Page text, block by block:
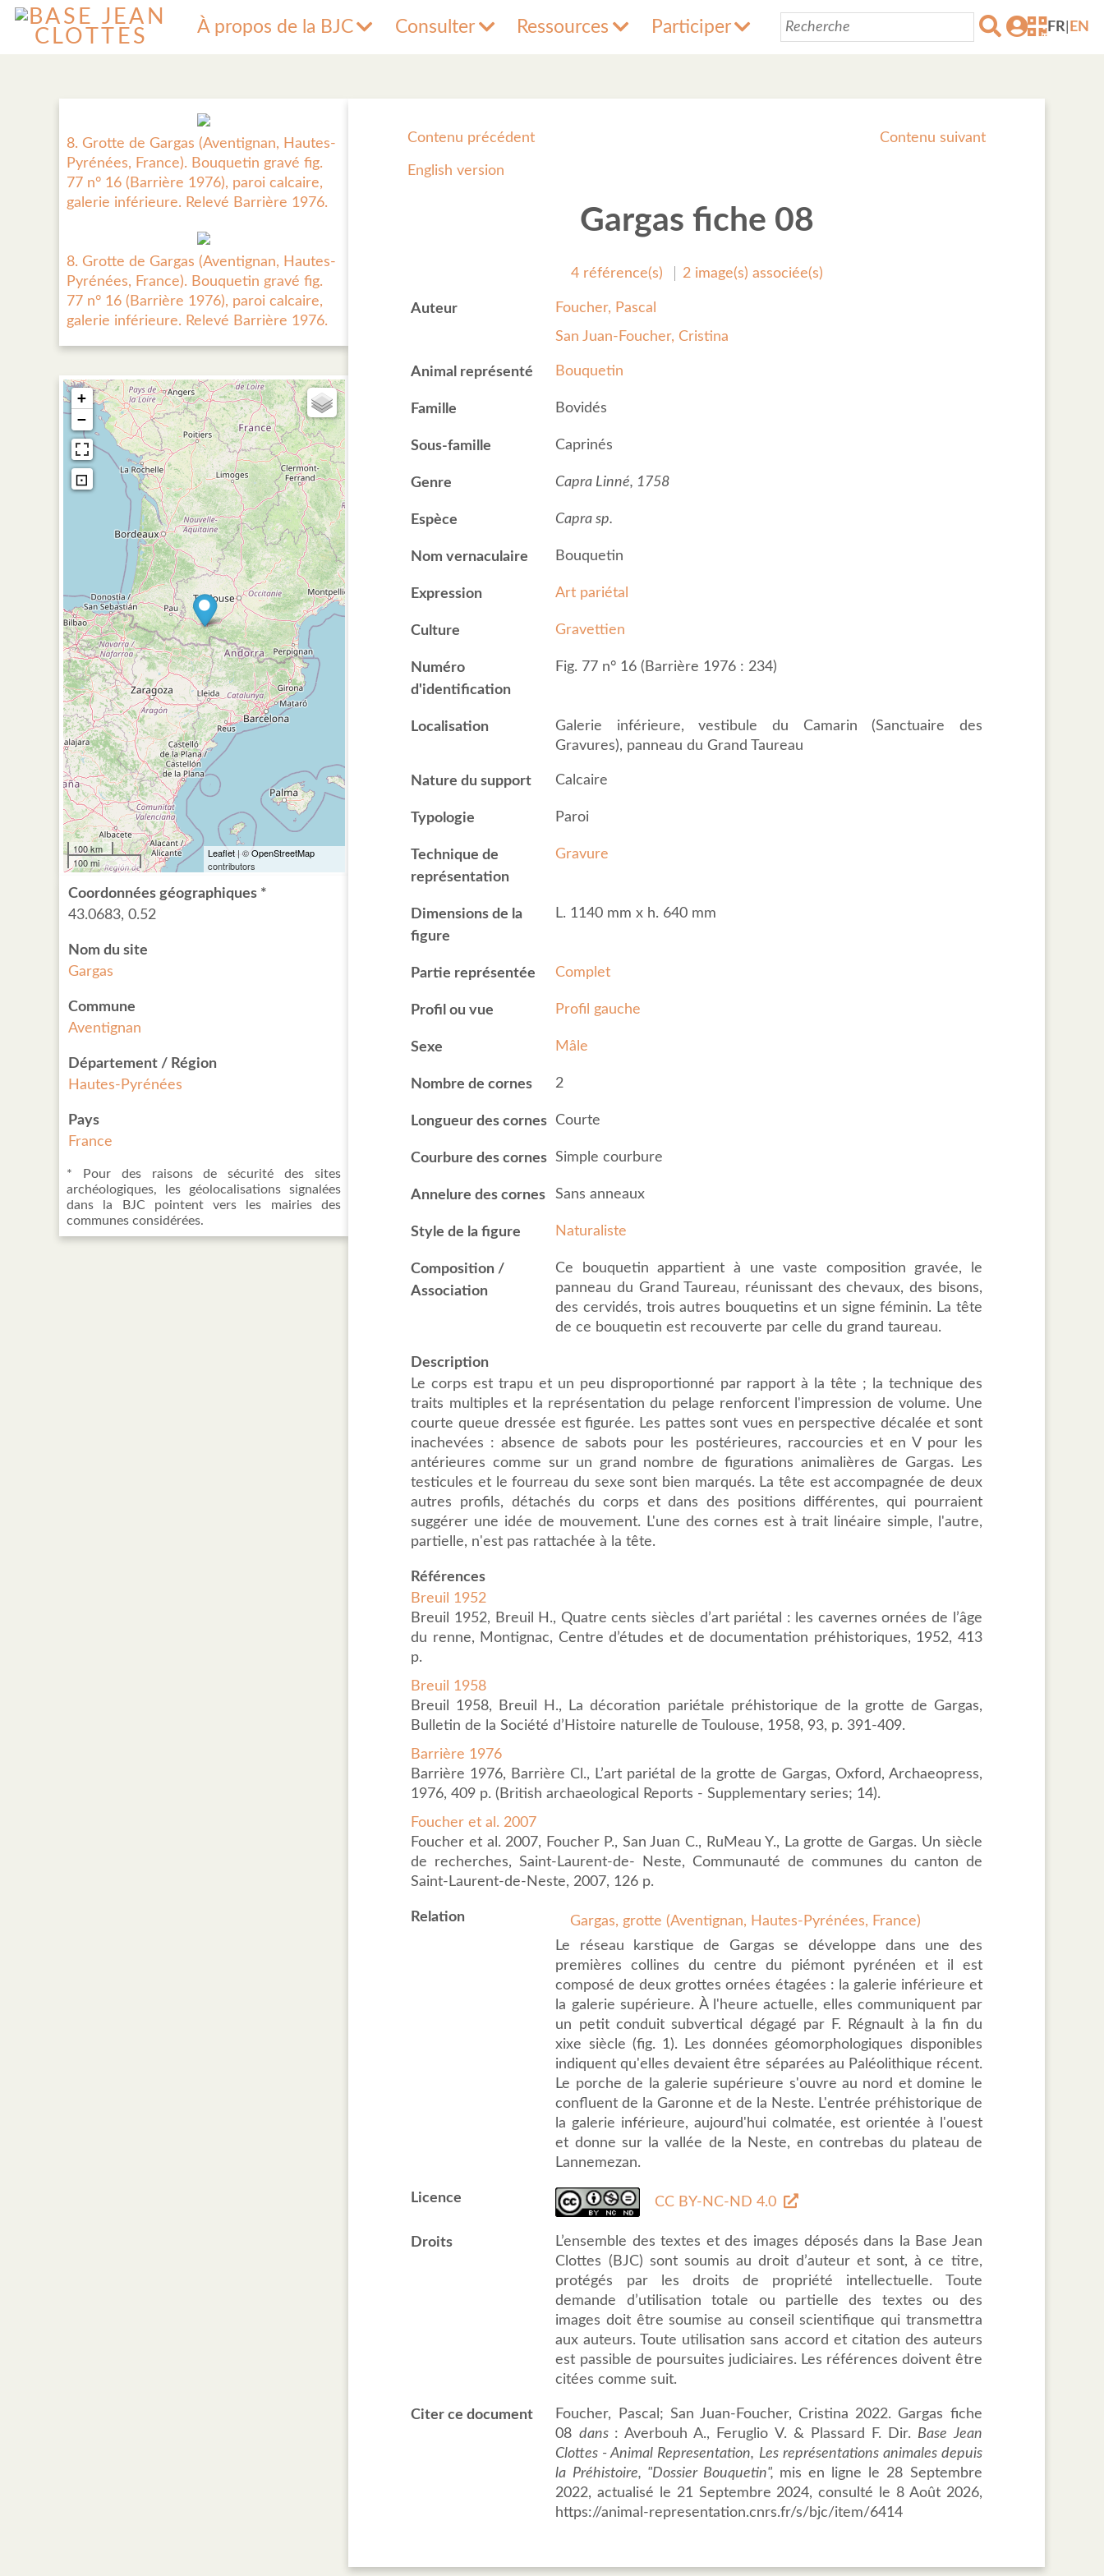
À propos de la BJC Consulter Ressources Participer FR EN
Contenu précédent Contenu suivant
English version
Gargas fiche 08
4 référence(s) 2 image(s) associée(s)
Auteur
Foucher, Pascal
San Juan-Foucher, Cristina
Animal représenté Bouquetin
Famille Bovidés
Sous-famille Caprinés
Genre Capra Linné, 1758
Espèce Capra sp.
Nom vernaculaire Bouquetin
Expression Art pariétal
Culture Gravettien
Numéro
d'identification
Fig. 77 n° 16 (Barrière 1976 : 234)
Localisation
Galerie inférieure, vestibule du Camarin (Sanctuaire des
Gravures), panneau du Grand Taureau
Nature du support Calcaire
Typologie Paroi
Technique de
représentation
Gravure
Dimensions de la
figure
L. 1140 mm x h. 640 mm
Partie représentée Complet
Profil ou vue Profil gauche
Sexe Mâle
Nombre de cornes 2
Longueur des cornes Courte
Courbure des cornes Simple courbure
Annelure des cornes Sans anneaux
Style de la figure Naturaliste
Composition /
Association
Ce bouquetin appartient à une vaste composition gravée, le
panneau du Grand Taureau, réunissant des chevaux, des bisons,
des cervidés, trois autres bouquetins et un signe féminin. La tête
de ce bouquetin est recouverte par celle du grand taureau.
Description
Le corps est trapu et un peu disproportionné par rapport à la tête ; la technique des
traits multiples et la représentation du pelage renforcent l'impression de volume. Une
courte queue dressée est figurée. Les pattes sont vues en perspective décalée et sont
inachevées : absence de sabots pour les postérieures, raccourcies et en V pour les
antérieures comme sur un grand nombre de figurations animalières de Gargas. Les
testicules et le fourreau du sexe sont bien marqués. La tête est accompagnée de deux
autres profils, détachés du corps et dans des positions différentes, qui pourraient
suggérer une idée de mouvement. L'une des cornes est à trait linéaire simple, l'autre,
partielle, n'est pas rattachée à la tête.
Références
Breuil 1952
Breuil 1952, Breuil H., Quatre cents siècles d’art pariétal : les cavernes ornées de l’âge
du renne, Montignac, Centre d’études et de documentation préhistoriques, 1952, 413
p.
Breuil 1958
Breuil 1958, Breuil H., La décoration pariétale préhistorique de la grotte de Gargas,
Bulletin de la Société d’Histoire naturelle de Toulouse, 1958, 93, p. 391-409.
Barrière 1976
Barrière 1976, Barrière Cl., L’art pariétal de la grotte de Gargas, Oxford, Archaeopress,
1976, 409 p. (British archaeological Reports - Supplementary series; 14).
Foucher et al. 2007
Foucher et al. 2007, Foucher P., San Juan C., RuMeau Y., La grotte de Gargas. Un siècle
de recherches, Saint-Laurent-de- Neste, Communauté de communes du canton de
Saint-Laurent-de-Neste, 2007, 126 p.
Relation
Gargas, grotte (Aventignan, Hautes-Pyrénées, France)
Le réseau karstique de Gargas se développe dans une des
premières collines du centre du piémont pyrénéen et il est
composé de deux grottes ornées étagées : la galerie inférieure et
la galerie supérieure. À l'heure actuelle, elles communiquent par
un petit conduit subvertical dégagé par F. Régnault à la fin du
xixe siècle (fig. 1). Les données géomorphologiques disponibles
indiquent qu'elles devaient être séparées au Paléolithique récent.
Le porche de la galerie supérieure s'ouvre au nord et domine le
confluent de la Garonne et de la Neste. L'entrée préhistorique de
la galerie inférieure, aujourd'hui colmatée, est orientée à l'ouest
et donne sur la vallée de la Neste, en contrebas du plateau de
Lannemezan.
Licence CC BY-NC-ND 4.0
Droits
L’ensemble des textes et des images déposés dans la Base Jean
Clottes (BJC) sont soumis au droit d’auteur et sont, à ce titre,
protégés par les droits de propriété intellectuelle. Toute
demande d’utilisation totale ou partielle des textes ou des
images doit être soumise au conseil scientifique qui transmettra
aux auteurs. Toute utilisation sans accord et citation des auteurs
est passible de poursuites judiciaires. Les références doivent être
citées comme suit.
Citer ce document
Foucher, Pascal; San Juan-Foucher, Cristina 2022. Gargas fiche
08 dans : Averbouh A., Feruglio V. & Plassard F. Dir. Base Jean
Clottes - Animal Representation, Les représentations animales depuis
la Préhistoire, "Dossier Bouquetin", mis en ligne le 28 Septembre
2022, actualisé le 21 Septembre 2024, consulté le 8 Août 2026,
https://animal-representation.cnrs.fr/s/bjc/item/6414
8. Grotte de Gargas (Aventignan, Hautes-
Pyrénées, France). Bouquetin gravé fig.
77 n° 16 (Barrière 1976), paroi calcaire,
galerie inférieure. Relevé Barrière 1976.
8. Grotte de Gargas (Aventignan, Hautes-
Pyrénées, France). Bouquetin gravé fig.
77 n° 16 (Barrière 1976), paroi calcaire,
galerie inférieure. Relevé Barrière 1976.
+
−
⊡
100 km
100 mi
Leaflet | ©OpenStreetMap
contributors
Coordonnées géographiques *
43.0683, 0.52
Nom du site
Gargas
Commune
Aventignan
Département / Région
Hautes-Pyrénées
Pays
France
* Pour des raisons de sécurité des sites
archéologiques, les géolocalisations signalées
dans la BJC pointent vers les mairies des
communes considérées.